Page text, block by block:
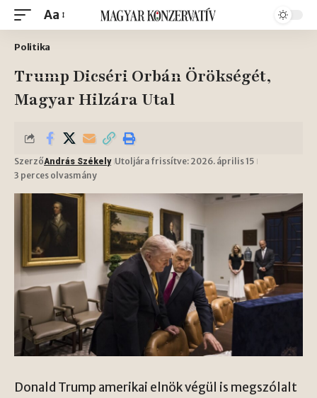
Aa
Politika
Trump Dicséri Orbán Örökségét,
Magyar Hilzára Utal
SzerzőAndrás Székely Utoljára frissítve: 2026. április 15
3 perces olvasmány
Donald Trump amerikai elnök végül is megszólalt